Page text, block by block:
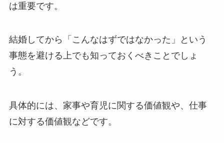
は重要です。
結婚してから「こんなはずではなかった」という
事態を避ける上でも知っておくべきことでしょ
う。
具体的には、家事や育児に関する価値観や、仕事
に対する価値観などです。